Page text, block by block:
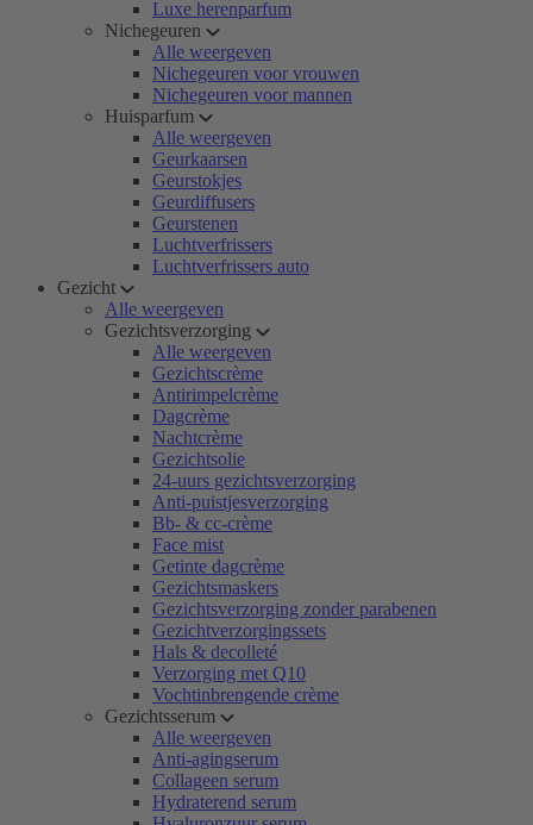
Luxe herenparfum
Nichegeuren
Alle weergeven
Nichegeuren voor vrouwen
Nichegeuren voor mannen
Huisparfum
Alle weergeven
Geurkaarsen
Geurstokjes
Geurdiffusers
Geurstenen
Luchtverfrissers
Luchtverfrissers auto
Gezicht
Alle weergeven
Gezichtsverzorging
Alle weergeven
Gezichtscrème
Antirimpelcrème
Dagcrème
Nachtcrème
Gezichtsolie
24-uurs gezichtsverzorging
Anti-puistjesverzorging
Bb- & cc-crème
Face mist
Getinte dagcrème
Gezichtsmaskers
Gezichtsverzorging zonder parabenen
Gezichtverzorgingssets
Hals & decolleté
Verzorging met Q10
Vochtinbrengende crème
Gezichtsserum
Alle weergeven
Anti-agingserum
Collageen serum
Hydraterend serum